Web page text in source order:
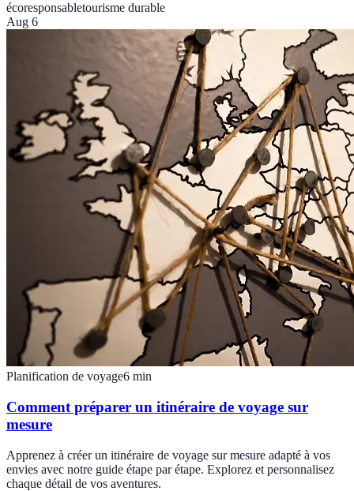
écoresponsabletourisme durable
Aug 6
Planification de voyage6 min
Comment préparer un itinéraire de voyage sur
mesure
Apprenez à créer un itinéraire de voyage sur mesure adapté à vos
envies avec notre guide étape par étape. Explorez et personnalisez
chaque détail de vos aventures.